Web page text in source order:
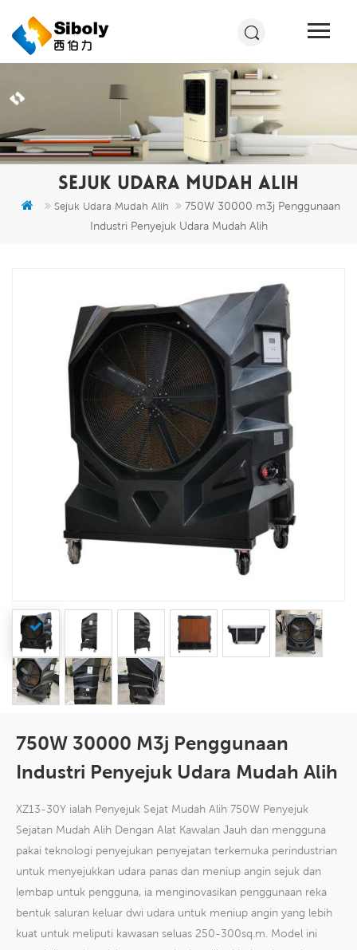
SEJUK UDARA MUDAH ALIH
Sejuk Udara Mudah Alih
750W 30000 m3j Penggunaan
Industri Penyejuk Udara Mudah Alih
750W 30000 M3j Penggunaan
Industri Penyejuk Udara Mudah Alih
XZ13-30Y ialah Penyejuk Sejat Mudah Alih 750W Penyejuk
Sejatan Mudah Alih Dengan Alat Kawalan Jauh dan mengguna
pakai teknologi penyejukan penyejatan terkemuka perindustrian
untuk menyejukkan udara panas dan meniup angin sejuk dan
lembap untuk pengguna, ia menginovasikan penggunaan reka
bentuk saluran keluar dwi udara untuk meniup angin yang lebih
kuat untuk meliputi kawasan seluas 250-300sq.m. Model ini